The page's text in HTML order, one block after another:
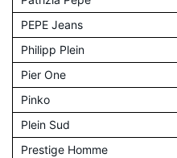
PEPE Jeans
Philipp Plein
Pier One
Pinko
Plein Sud
Prestige Homme